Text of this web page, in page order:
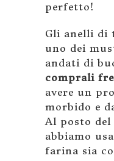
perfetto!
Gli anelli di
uno dei
andati di
comprali
avere un
morbido e
Al posto del
abbiamo
farina sia